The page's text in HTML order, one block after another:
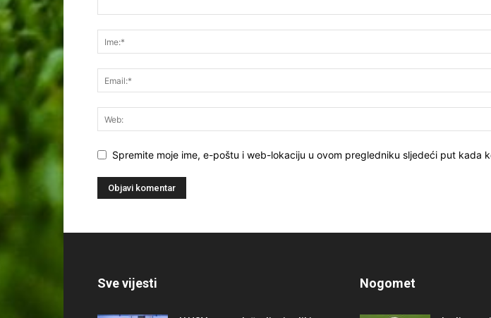
Spremite moje ime, e-poštu i web-lokaciju u ovom pregledniku sljedeći put kada
Sve vijesti Nogomet